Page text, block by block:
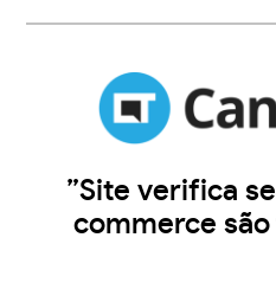
”Site verifica
commerce